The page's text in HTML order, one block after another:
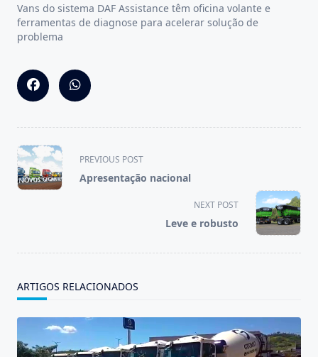
Vans do sistema DAF Assistance têm oficina volante e
ferramentas de diagnose para acelerar solução de
problema
<span
class="nav-
subtitle
PREVIOUS POST
Apresentação nacional
NEXT POST
Leve e robusto
ARTIGOS RELACIONADOS